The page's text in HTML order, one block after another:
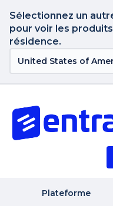
Sélectionnez un
pour voir les
résidence.
Plateforme